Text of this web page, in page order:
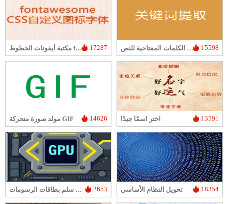
مكتبة أيقونات الخطوط font-awesome 17287 مستخلص الكلمات المفتاحية للنص 15598
مولد صورة متحركة GIF 14626 اختر اسمًا جيدًا 13591
مخطط سلم بطاقات الرسومات 2653 تحويل النظام الأساسي 18354